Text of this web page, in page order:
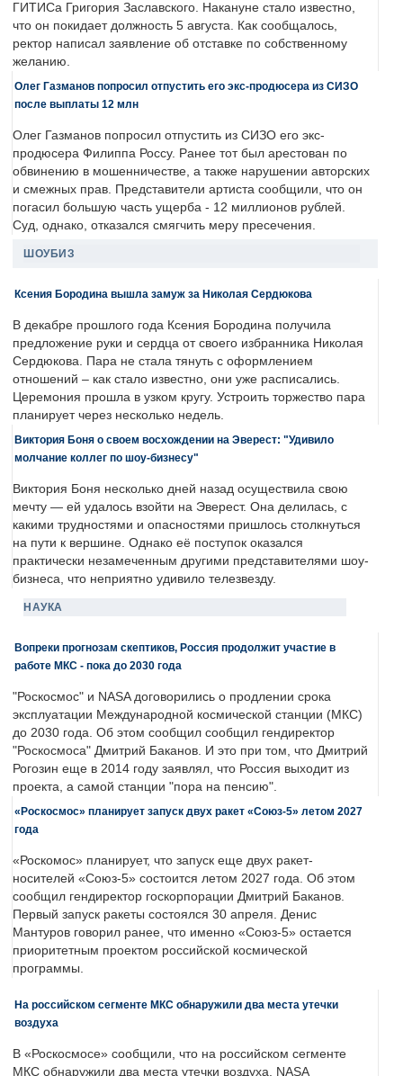
ГИТИСа Григория Заславского. Накануне стало известно,
что он покидает должность 5 августа. Как сообщалось,
ректор написал заявление об отставке по собственному
желанию.
Олег Газманов попросил отпустить его экс-продюсера из СИЗО
после выплаты 12 млн
Олег Газманов попросил отпустить из СИЗО его экс-
продюсера Филиппа Россу. Ранее тот был арестован по
обвинению в мошенничестве, а также нарушении авторских
и смежных прав. Представители артиста сообщили, что он
погасил большую часть ущерба - 12 миллионов рублей.
Суд, однако, отказался смягчить меру пресечения.
ШОУБИЗ
Ксения Бородина вышла замуж за Николая Сердюкова
В декабре прошлого года Ксения Бородина получила
предложение руки и сердца от своего избранника Николая
Сердюкова. Пара не стала тянуть с оформлением
отношений – как стало известно, они уже расписались.
Церемония прошла в узком кругу. Устроить торжество пара
планирует через несколько недель.
Виктория Боня о своем восхождении на Эверест: "Удивило
молчание коллег по шоу-бизнесу"
Виктория Боня несколько дней назад осуществила свою
мечту — ей удалось взойти на Эверест. Она делилась, с
какими трудностями и опасностями пришлось столкнуться
на пути к вершине. Однако её поступок оказался
практически незамеченным другими представителями шоу-
бизнеса, что неприятно удивило телезвезду.
НАУКА
Вопреки прогнозам скептиков, Россия продолжит участие в
работе МКС - пока до 2030 года
"Роскосмос" и NASA договорились о продлении срока
эксплуатации Международной космической станции (МКС)
до 2030 года. Об этом сообщил сообщил гендиректор
"Роскосмоса" Дмитрий Баканов. И это при том, что Дмитрий
Рогозин еще в 2014 году заявлял, что Россия выходит из
проекта, а самой станции "пора на пенсию".
«Роскосмос» планирует запуск двух ракет «Союз-5» летом 2027
года
«Роскомос» планирует, что запуск еще двух ракет-
носителей «Союз-5» состоится летом 2027 года. Об этом
сообщил гендиректор госкорпорации Дмитрий Баканов.
Первый запуск ракеты состоялся 30 апреля. Денис
Мантуров говорил ранее, что именно «Союз-5» остается
приоритетным проектом российской космической
программы.
На российском сегменте МКС обнаружили два места утечки
воздуха
В «Роскосмосе» сообщили, что на российском сегменте
МКС обнаружили два места утечки воздуха. NASA